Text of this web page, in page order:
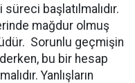
başlatılmalıdır.
mağdur olmuş
Sorunlu geçmişin
bu bir hesap
Yanlışların